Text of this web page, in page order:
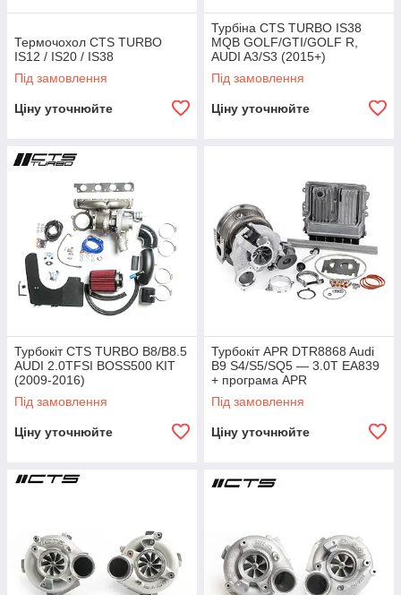
Термочохол CTS TURBO
IS12 / IS20 / IS38
Під замовлення
Ціну уточнюйте
Турбіна CTS TURBO IS38
MQB GOLF/GTI/GOLF R,
AUDI A3/S3 (2015+)
Під замовлення
Ціну уточнюйте
Турбокіт CTS TURBO B8/B8.5
AUDI 2.0TFSI BOSS500 KIT
(2009-2016)
Під замовлення
Ціну уточнюйте
Турбокіт APR DTR8868 Audi
B9 S4/S5/SQ5 — 3.0T EA839
+ програма APR
Під замовлення
Ціну уточнюйте